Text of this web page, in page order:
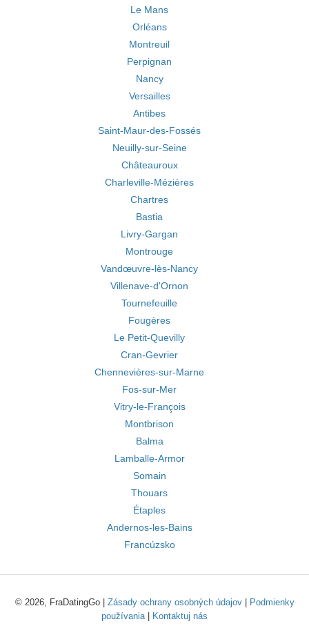
Le Mans
Orléans
Montreuil
Perpignan
Nancy
Versailles
Antibes
Saint-Maur-des-Fossés
Neuilly-sur-Seine
Châteauroux
Charleville-Mézières
Chartres
Bastia
Livry-Gargan
Montrouge
Vandœuvre-lès-Nancy
Villenave-d'Ornon
Tournefeuille
Fougères
Le Petit-Quevilly
Cran-Gevrier
Chennevières-sur-Marne
Fos-sur-Mer
Vitry-le-François
Montbrison
Balma
Lamballe-Armor
Somain
Thouars
Étaples
Andernos-les-Bains
Francúzsko
© 2026, FraDatingGo | Zásady ochrany osobných údajov|
Podmienky
používania| Kontaktuj nás